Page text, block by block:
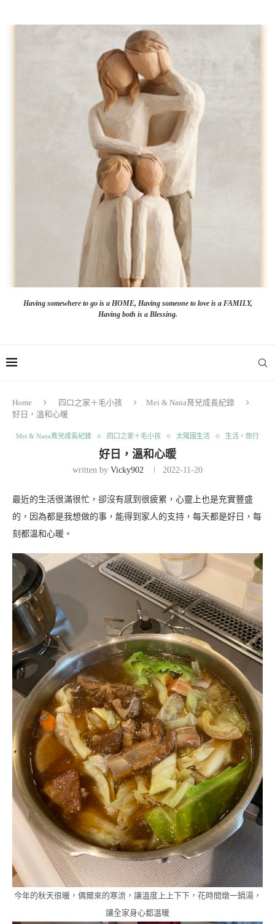
Having somewhere to go is a HOME, Having someone to love is a FAMILY,
Having both is a Blessing.
Home 四口之家＋毛小孩
Mei & Nana育兒成長紀錄
好日，溫和心暖
Mei & Nana育兒成長紀錄 四口之家＋毛小孩 太陽國生活 生活。旅行
好日，溫和心暖
written by Vicky902 2022-11-20
最近的生活很滿很忙，卻沒有感到很疲累，心靈上也是充實豐盛
的，因為都是我想做的事，能得到家人的支持，每天都是好日，每
刻都溫和心暖。
今年的秋天很暖，偶爾來的寒流，讓溫度上上下下，花時間燉一鍋湯，
讓全家身心都溫暖